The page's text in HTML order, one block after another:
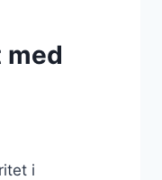
med
i